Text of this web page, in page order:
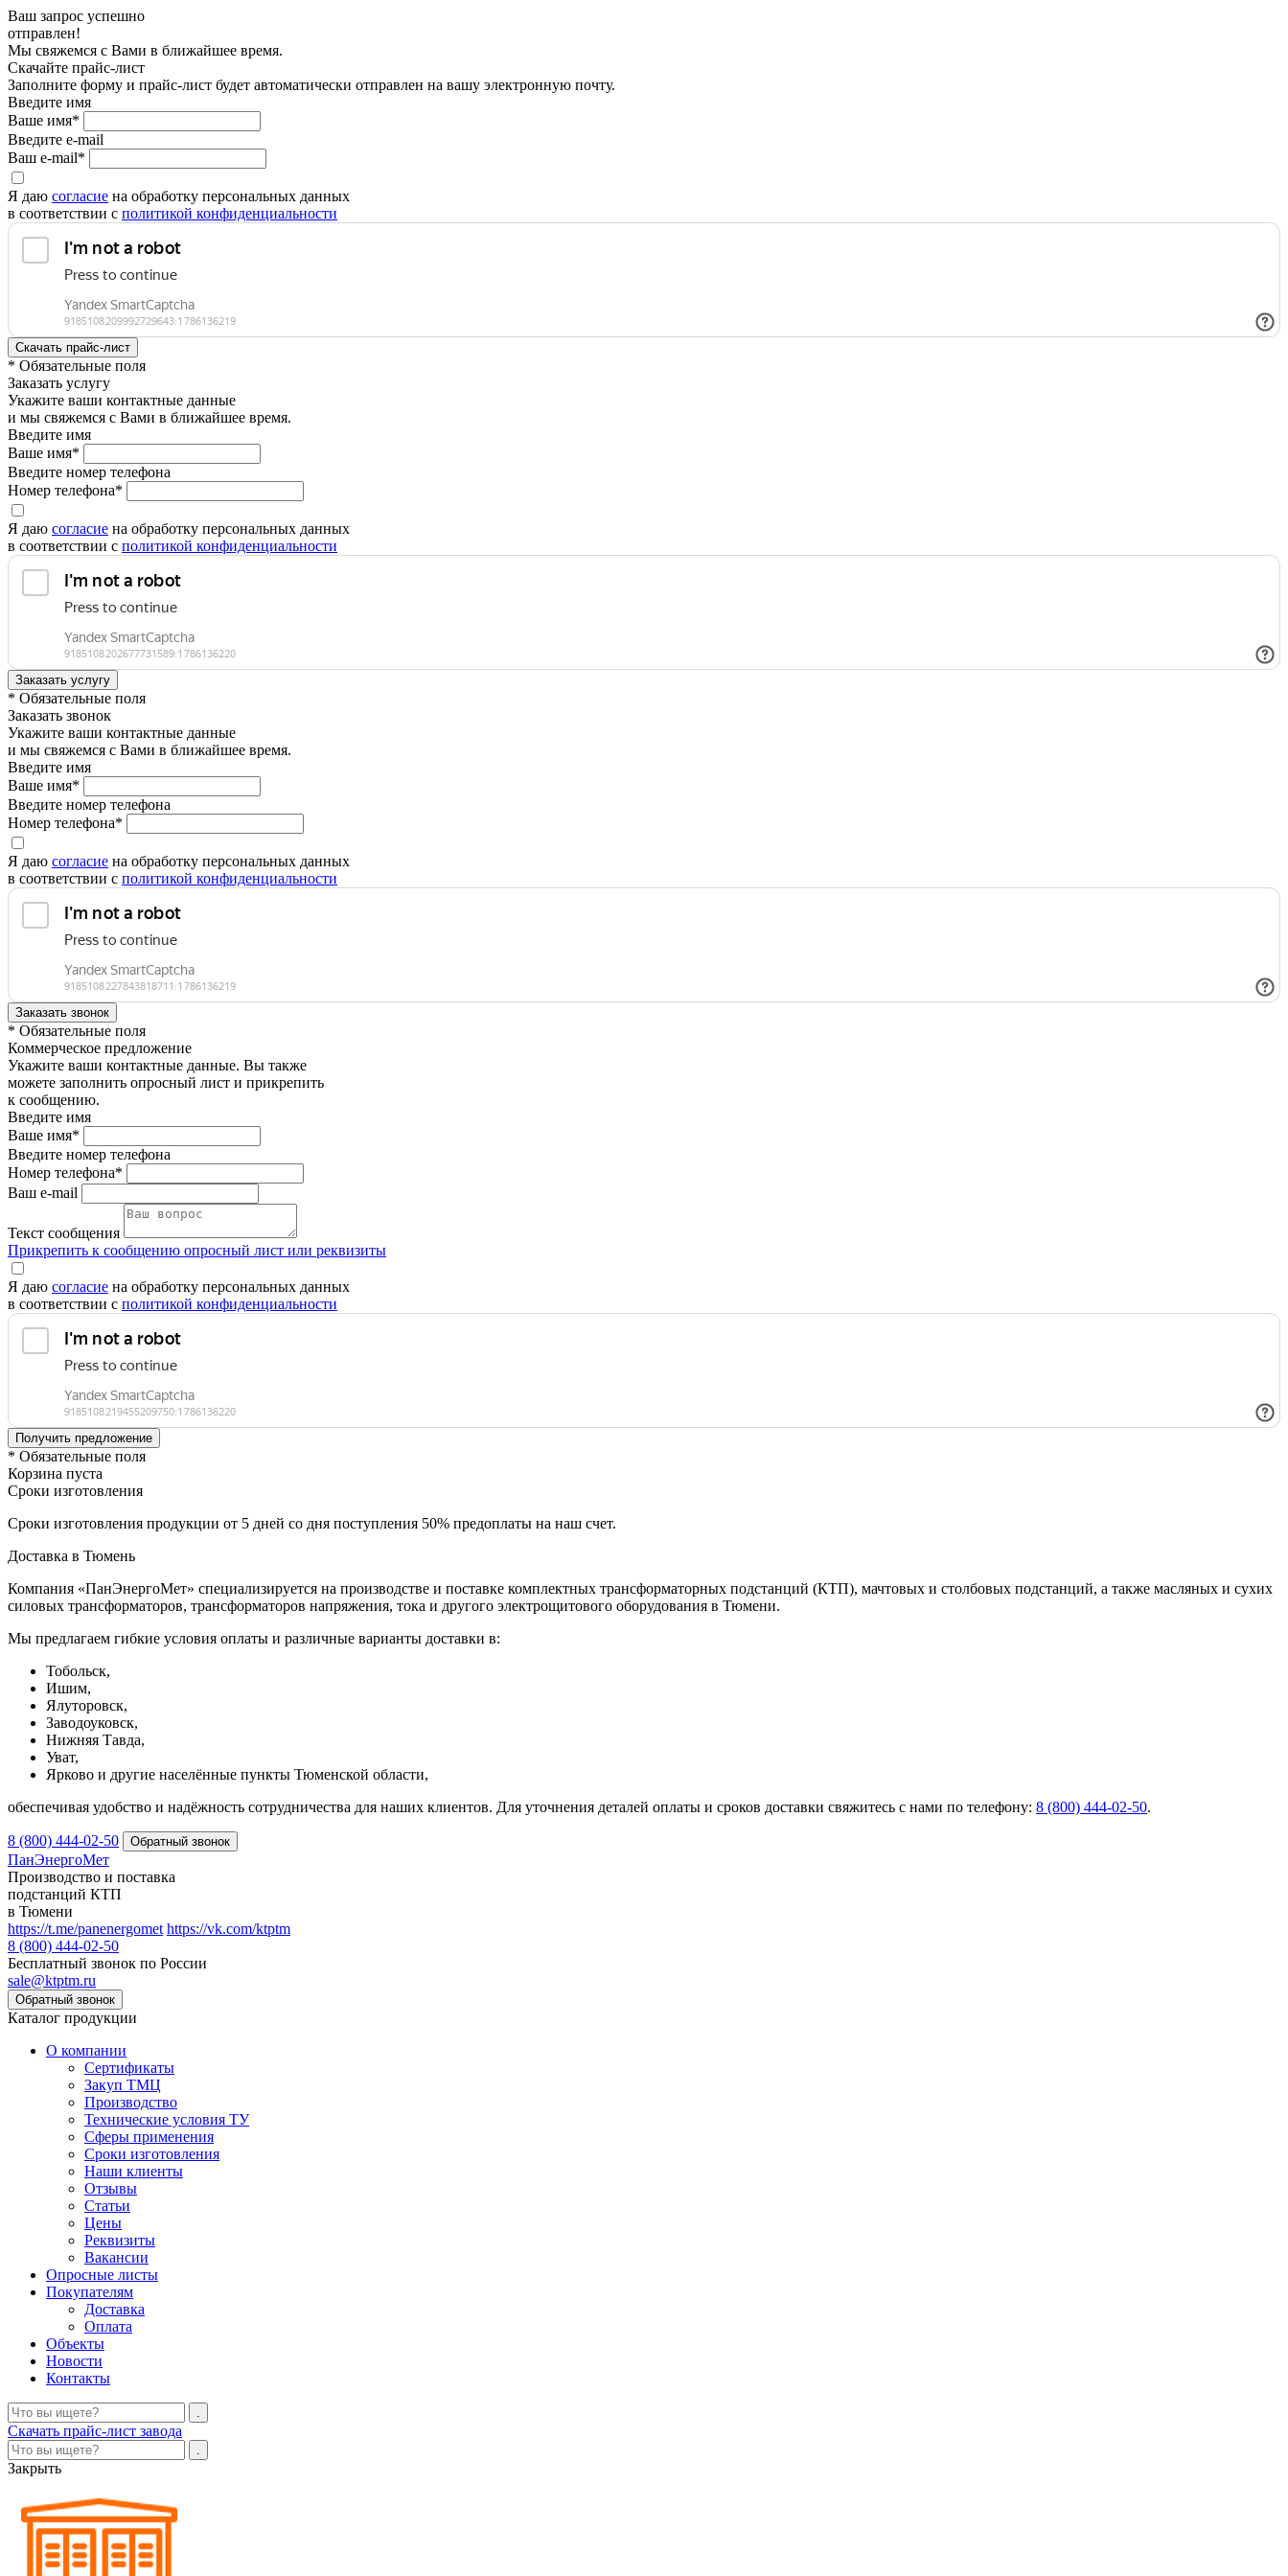
Ваш запрос успешно
отправлен!
Мы свяжемся с Вами в ближайшее время.
Скачайте прайс-лист
Заполните форму и прайс-лист будет автоматически отправлен на вашу электронную почту.
Введите имя
Ваше имя*
Введите e-mail
Ваш e-mail*
Я даю согласие на обработку персональных данных
в соответствии с политикой конфиденциальности
* Обязательные поля
Заказать услугу
Укажите ваши контактные данные
и мы свяжемся с Вами в ближайшее время.
Введите имя
Ваше имя*
Введите номер телефона
Номер телефона*
Я даю согласие на обработку персональных данных
в соответствии с политикой конфиденциальности
* Обязательные поля
Заказать звонок
Укажите ваши контактные данные
и мы свяжемся с Вами в ближайшее время.
Введите имя
Ваше имя*
Введите номер телефона
Номер телефона*
Я даю согласие на обработку персональных данных
в соответствии с политикой конфиденциальности
* Обязательные поля
Коммерческое предложение
Укажите ваши контактные данные. Вы также
можете заполнить опросный лист и прикрепить
к сообщению.
Введите имя
Ваше имя*
Введите номер телефона
Номер телефона*
Ваш e-mail
Текст сообщения
Прикрепить к сообщению опросный лист или реквизиты
Я даю согласие на обработку персональных данных
в соответствии с политикой конфиденциальности
* Обязательные поля
Корзина пуста
Сроки изготовления
Сроки изготовления продукции от 5 дней со дня поступления 50% предоплаты на наш счет.
Доставка в Тюмень
Компания «ПанЭнергоМет» специализируется на производстве и поставке комплектных трансформаторных подстанций (КТП), мачтовых и столбовых подстанций, а также масляных и сухих
силовых трансформаторов, трансформаторов напряжения, тока и другого электрощитового оборудования в Тюмени.
Мы предлагаем гибкие условия оплаты и различные варианты доставки в:
Тобольск,
Ишим,
Ялуторовск,
Заводоуковск,
Нижняя Тавда,
Уват,
Ярково и другие населённые пункты Тюменской области,
обеспечивая удобство и надёжность сотрудничества для наших клиентов. Для уточнения деталей оплаты и сроков доставки свяжитесь с нами по телефону: 8 (800) 444-02-50.
8 (800) 444-02-50
ПанЭнергоМет
Производство и поставка
подстанций КТП
в Тюмени
https://t.me/panenergomet https://vk.com/ktptm
8 (800) 444-02-50
Бесплатный звонок по России
sale@ktptm.ru
Каталог продукции
О компании
Сертификаты
Закуп ТМЦ
Производство
Технические условия ТУ
Сферы применения
Сроки изготовления
Наши клиенты
Отзывы
Статьи
Цены
Реквизиты
Вакансии
Опросные листы
Покупателям
Доставка
Оплата
Объекты
Новости
Контакты
Скачать прайс-лист завода
Закрыть